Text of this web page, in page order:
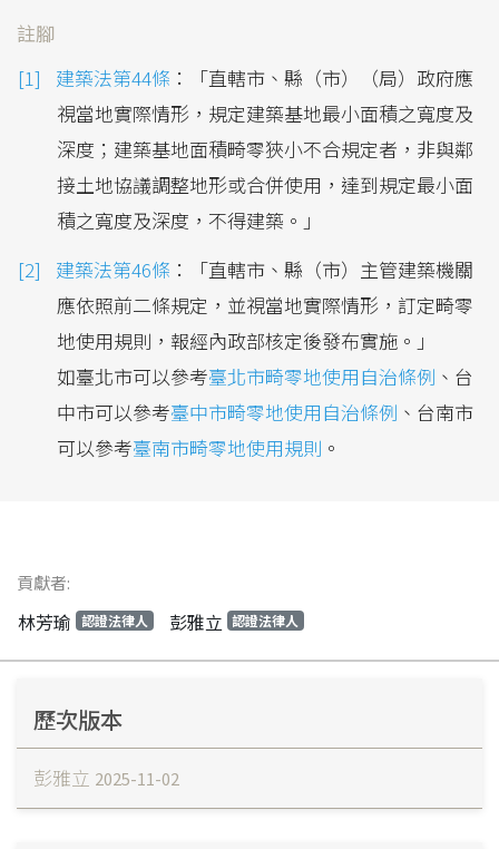
註腳
建築法第44條 ：「直轄市、縣（市）（局）政府應
視當地實際情形，規定建築基地最小面積之寬度及
深度；建築基地面積畸零狹小不合規定者，非與鄰
接土地協議調整地形或合併使用，達到規定最小面
積之寬度及深度，不得建築。」
建築法第46條 ：「直轄市、縣（市）主管建築機關
應依照前二條規定，並視當地實際情形，訂定畸零
地使用規則，報經內政部核定後發布實施。」
如臺北市可以參考臺北市畸零地使用自治條例 、台
中市可以參考臺中市畸零地使用自治條例 、台南市
可以參考臺南市畸零地使用規則 。
貢獻者:
林芳瑜 認證法律人 彭雅立 認證法律人
歷次版本
彭雅立 2025-11-02